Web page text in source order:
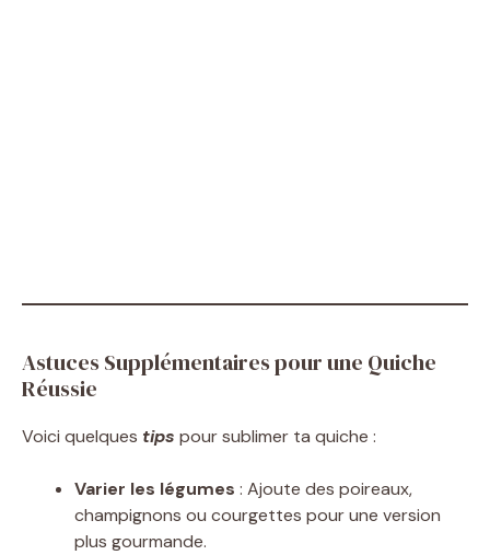
Astuces Supplémentaires pour une Quiche
Réussie
Voici quelques tips pour sublimer ta quiche :
Varier les légumes : Ajoute des poireaux,
champignons ou courgettes pour une version
plus gourmande.